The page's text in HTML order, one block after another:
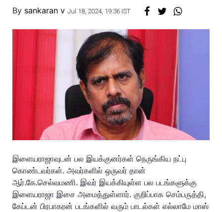
By sankaran v Jul 18, 2024, 19:36 IST
இளையராஜாவுடன் பல இயக்குனர்கள் நெருங்கிய நட்பு
கொண்டவர்கள். அவர்களில் ஒருவர் தான்
ஆர்.கே.செல்வமணி. இவர் இயக்கியுள்ள பல படங்களுக்கு
இளையராஜா இசை அமைத்துள்ளார். குறிப்பாக செம்பருத்தி,
கேப்டன் பிரபாகரன் படங்களில் வரும் பாடல்கள் எல்லாமே மாஸ்